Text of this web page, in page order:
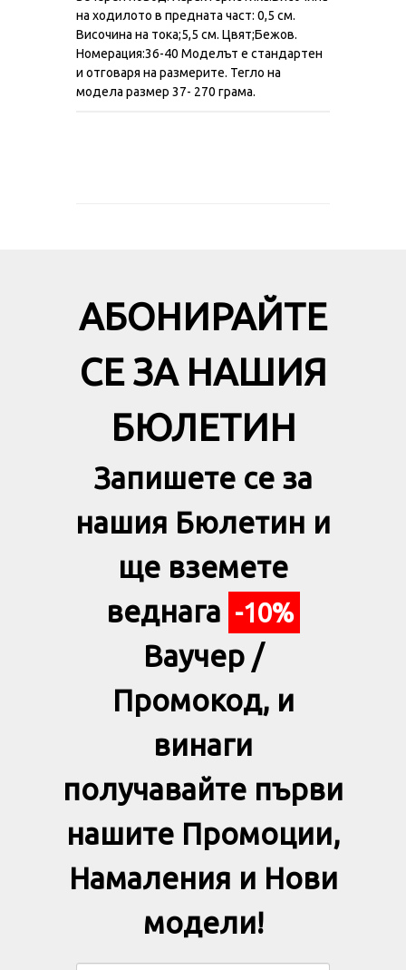
на ходилото в предната част: 0,5 см.
Височина на тока;5,5 см. Цвят;Бежов.
Номерация:36-40 Моделът е стандартен
и отговаря на размерите. Тегло на
модела размер 37- 270 грама.
АБОНИРАЙТЕ
СЕ ЗА НАШИЯ
БЮЛЕТИН
Запишете се за
нашия Бюлетин и
ще вземете
веднага -10%
Ваучер /
Промокод, и
винаги
получавайте първи
нашите Промоции,
Намаления и Нови
модели!